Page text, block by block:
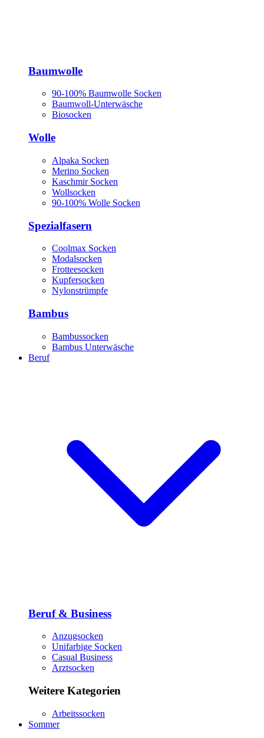
Baumwolle
90-100% Baumwolle Socken
Baumwoll-Unterwäsche
Biosocken
Wolle
Alpaka Socken
Merino Socken
Kaschmir Socken
Wollsocken
90-100% Wolle Socken
Spezialfasern
Coolmax Socken
Modalsocken
Frotteesocken
Kupfersocken
Nylonstrümpfe
Bambus
Bambussocken
Bambus Unterwäsche
Beruf
Beruf & Business
Anzugsocken
Unifarbige Socken
Casual Business
Arztsocken
Weitere Kategorien
Arbeitssocken
Sommer